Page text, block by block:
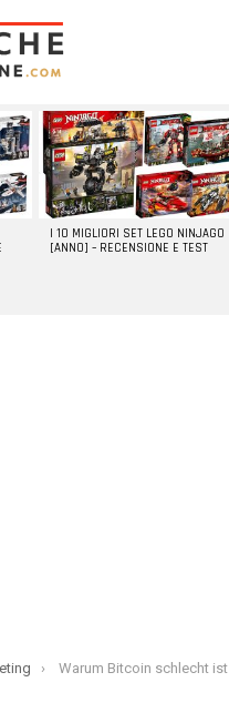
I 10 MIGLIORI SET LEGO NINJAGO
[ANNO] – RECENSIONE E TEST
Warum Bitcoin schlecht ist